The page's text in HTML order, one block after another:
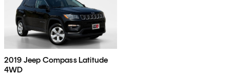
2019 Jeep Compass Latitude
4WD